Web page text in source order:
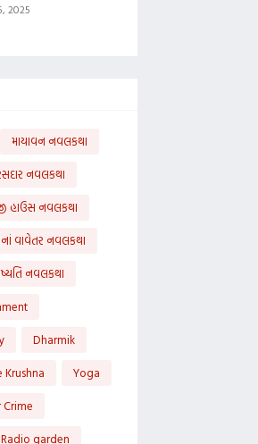
2025
માયાવન નવલકથા
નવલકથા
હાઉસ નવલકથા
વાવેતર નવલકથા
નવલકથા
Dharmik
Krushna
Yoga
Radio garden